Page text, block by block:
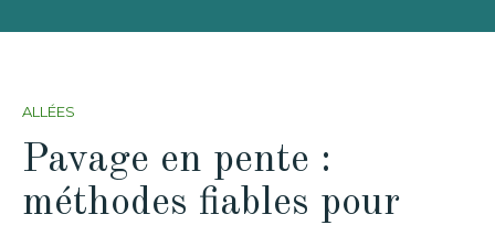
ALLÉES
Pavage en pente :
méthodes fiables pour